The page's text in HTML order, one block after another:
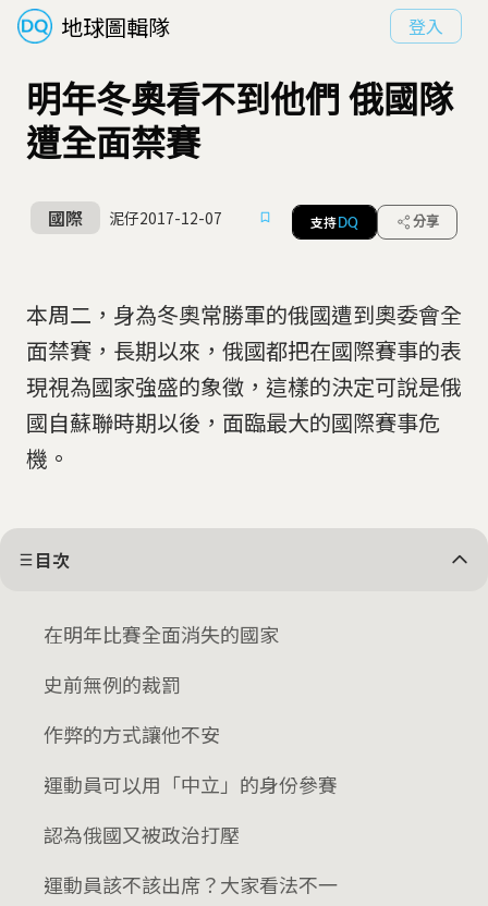
地球圖輯隊 登入
明年冬奧看不到他們 俄國隊
遭全面禁賽
國際 泥仔2017-12-07 支持 DQ 分享
本周二，身為冬奧常勝軍的俄國遭到奧委會全
面禁賽，長期以來，俄國都把在國際賽事的表
現視為國家強盛的象徵，這樣的決定可說是俄
國自蘇聯時期以後，面臨最大的國際賽事危
機。
目次
在明年比賽全面消失的國家
史前無例的裁罰
作弊的方式讓他不安
運動員可以用「中立」的身份參賽
認為俄國又被政治打壓
運動員該不該出席？大家看法不一